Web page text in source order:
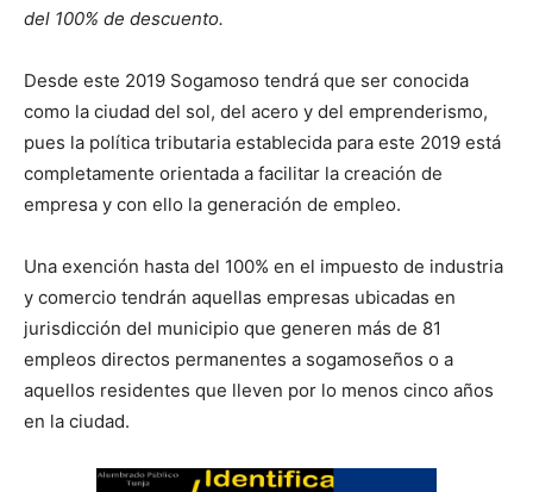
del 100% de descuento.
Desde este 2019 Sogamoso tendrá que ser conocida
como la ciudad del sol, del acero y del emprenderismo,
pues la política tributaria establecida para este 2019 está
completamente orientada a facilitar la creación de
empresa y con ello la generación de empleo.
Una exención hasta del 100% en el impuesto de industria
y comercio tendrán aquellas empresas ubicadas en
jurisdicción del municipio que generen más de 81
empleos directos permanentes a sogamoseños o a
aquellos residentes que lleven por lo menos cinco años
en la ciudad.